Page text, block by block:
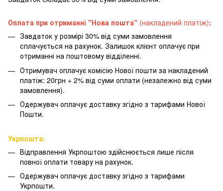
Оплата при отриманні "Нова пошта" (накладений платіж):
Завдаток у розмірі 30% від суми замовлення
сплачується на рахунок. Залишок клієнт оплачує при
отриманні на поштовому відділенні.
Отримувач оплачує комісію Нової пошти за накладений
платіж: 20грн + 2% від суми оплати (незалежно від суми
замовлення).
Одержувач оплачує доставку згідно з тарифами Нової
Пошти.
Укрпошта:
Відправлення Укрпоштою здійснюється лише після
повної оплати товару на рахунок.
Одержувач оплачує доставку згідно з тарифами
Укрпошти.